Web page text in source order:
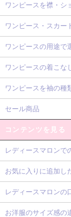
ワンピースを襟・シ
ワンピース・スカー
ワンピースの用途で
ワンピースの着こな
ワンピースを袖の種
セール商品
コンテンツを見る
レディースマロンで
お気に入りに追加し
レディースマロンの
お洋服のサイズ感の